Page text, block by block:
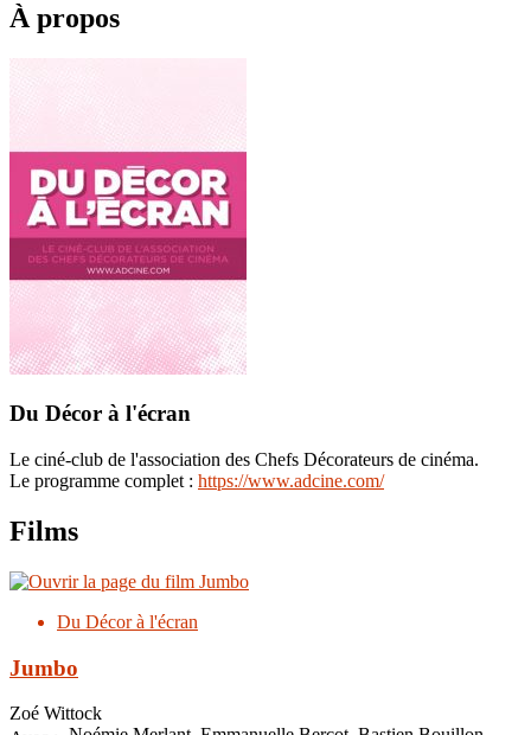
À propos
Du Décor à l'écran
Le ciné-club de l'association des Chefs Décorateurs de cinéma.
Le programme complet : https://www.adcine.com/
Films
Du Décor à l'écran
Jumbo
Zoé Wittock